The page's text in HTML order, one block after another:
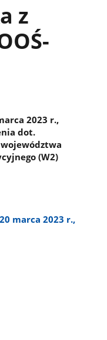
z
2023 r.,
dot.
(W2)
marca 2023 r.,